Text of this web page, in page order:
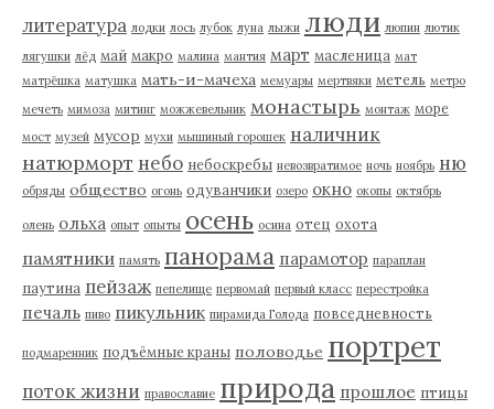
литература лодки лось лубок луна лыжи люди люпин лютик
лягушки лёд май макро малина мантия март масленица мат
матрёшка матушка мать-и-мачеха мемуары мертвяки метель метро
мечеть мимоза митинг можжевельник монастырь монтаж море
мост музей мусор мухи мышиный горошек наличник
натюрморт небо небоскребы невозвратимое ночь ноябрь ню
обряды общество огонь одуванчики озеро окно окопы октябрь
олень ольха опыт опыты осень осина отец охота
памятники память панорама парамотор параплан
паутина пейзаж пепелище первомай первый класс перестройка
печаль пиво пикульник пирамида Голода повседневность
подмаренник подъёмные краны половодье портрет
поток жизни православие природа прошлое птицы